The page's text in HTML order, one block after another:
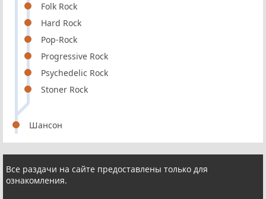
Folk Rock
Hard Rock
Pop-Rock
Progressive Rock
Psychedelic Rock
Stoner Rock
Шансон
Все раздачи на сайте предоставлены только для
ознакомления.